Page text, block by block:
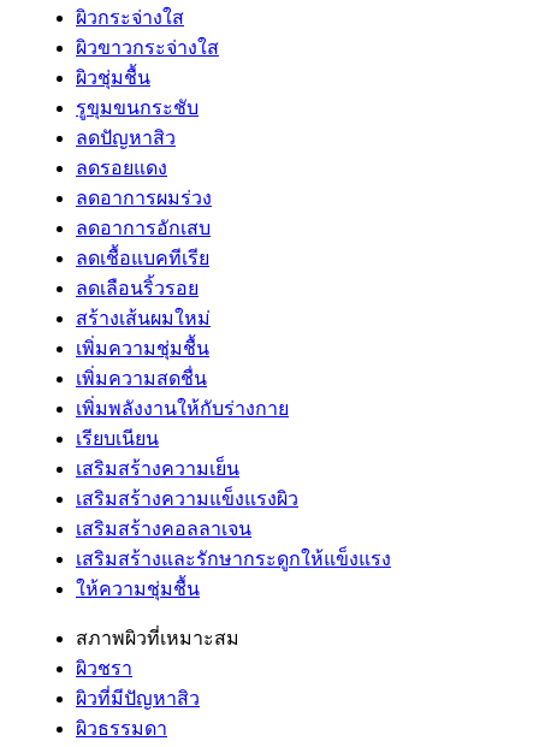
ผิวกระจ่างใส
ผิวขาวกระจ่างใส
ผิวชุ่มชื้น
รูขุมขนกระชับ
ลดปัญหาสิว
ลดรอยแดง
ลดอาการผมร่วง
ลดอาการอักเสบ
ลดเชื้อแบคทีเรีย
ลดเลือนริ้วรอย
สร้างเส้นผมใหม่
เพิ่มความชุ่มชื้น
เพิ่มความสดชื่น
เพิ่มพลังงานให้กับร่างกาย
เรียบเนียน
เสริมสร้างความเย็น
เสริมสร้างความแข็งแรงผิว
เสริมสร้างคอลลาเจน
เสริมสร้างและรักษากระดูกให้แข็งแรง
ให้ความชุ่มชื้น
สภาพผิวที่เหมาะสม
ผิวชรา
ผิวที่มีปัญหาสิว
ผิวธรรมดา